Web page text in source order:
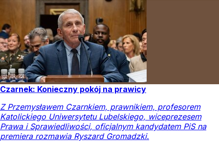
Czarnek: Konieczny pokój na prawicy
Z Przemysławem Czarnkiem, prawnikiem, profesorem
Katolickiego Uniwersytetu Lubelskiego, wiceprezesem
Prawa i Sprawiedliwości, oficjalnym kandydatem PiS na
premiera rozmawia Ryszard Gromadzki.